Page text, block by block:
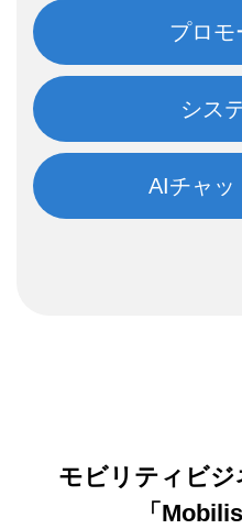
プロモ
シス
AIチャッ
モビリティビ
「